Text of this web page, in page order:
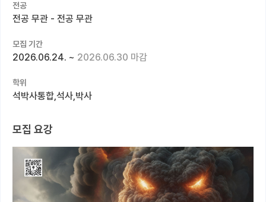
국내대학원 정보
연구실&오픈랩
커리어
반도체 아카데미
재팬라운지 🌸
전공
전공 무관 - 전공 무관
모집 기간
2026.06.24. ~ 2026.06.30 마감
학위
석박사통합,석사,박사
모집 요강